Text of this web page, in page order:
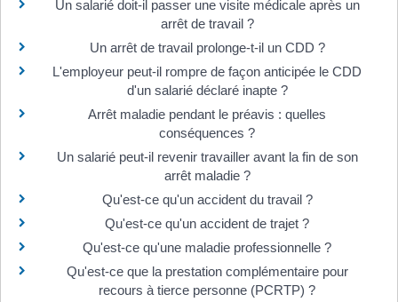
Un salarié doit-il passer une visite médicale après un
arrêt de travail ?
Un arrêt de travail prolonge-t-il un CDD ?
L'employeur peut-il rompre de façon anticipée le CDD
d'un salarié déclaré inapte ?
Arrêt maladie pendant le préavis : quelles
conséquences ?
Un salarié peut-il revenir travailler avant la fin de son
arrêt maladie ?
Qu'est-ce qu'un accident du travail ?
Qu'est-ce qu'un accident de trajet ?
Qu'est-ce qu'une maladie professionnelle ?
Qu'est-ce que la prestation complémentaire pour
recours à tierce personne (PCRTP) ?